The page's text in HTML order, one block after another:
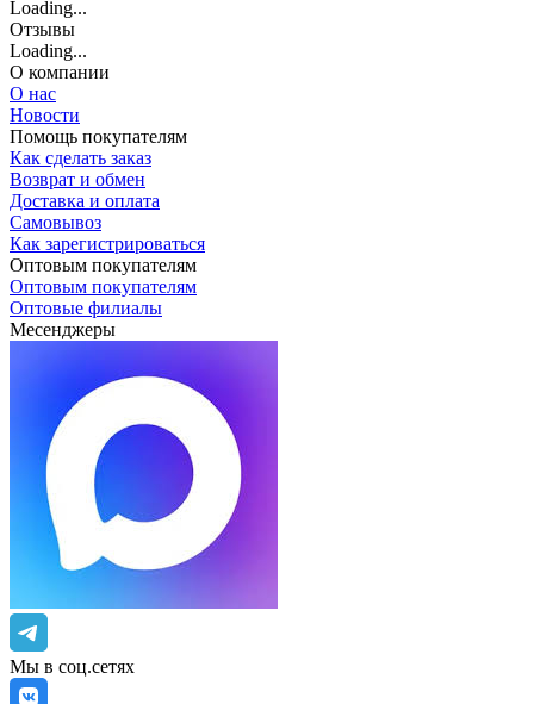
Loading...
Отзывы
Loading...
О компании
О нас
Новости
Помощь покупателям
Как сделать заказ
Возврат и обмен
Доставка и оплата
Самовывоз
Как зарегистрироваться
Оптовым покупателям
Оптовым покупателям
Оптовые филиалы
Месенджеры
Мы в соц.сетях